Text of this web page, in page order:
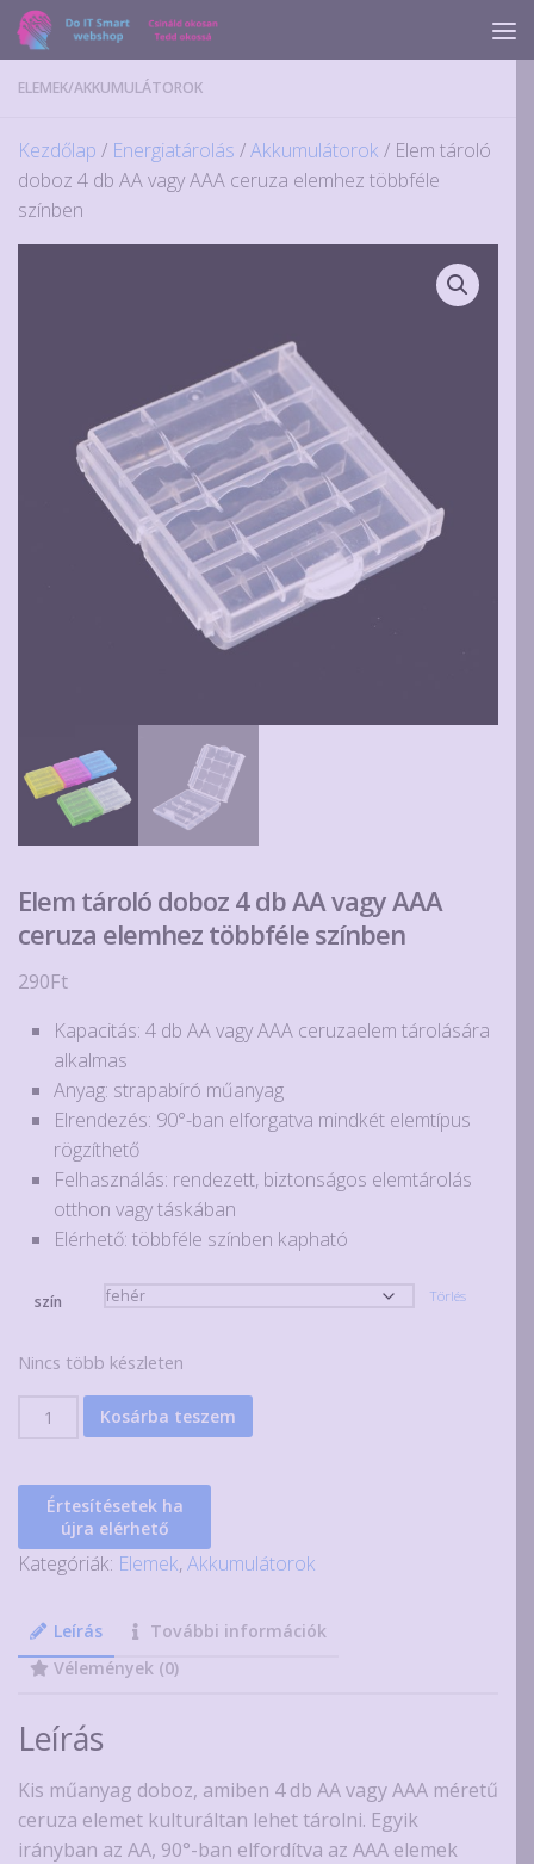
Skip to content
ELEMEK/AKKUMULÁTOROK
Kezdőlap / Energiatárolás /Akkumulátorok / Elem tároló
doboz 4 db AA vagy AAA ceruza elemhez többféle
színben
Elem tároló doboz 4 db AA vagy AAA
ceruza elemhez többféle színben
290Ft
Kapacitás: 4 db AA vagy AAA ceruzaelem tárolására
alkalmas
Anyag: strapabíró műanyag
Elrendezés: 90°-ban elforgatva mindkét elemtípus
rögzíthető
Felhasználás: rendezett, biztonságos elemtárolás
otthon vagy táskában
Elérhető: többféle színben kapható
szín Törlés
Nincs több készleten
Elem
AA
AAA
ceruza
elemhez
színben
Kosárba teszem
Értesítésetek ha
újra elérhető
Kategóriák: Elemek,Akkumulátorok
Leírás
További információk
Vélemények (0)
Leírás
Kis műanyag doboz, amiben 4 db AA vagy AAA méretű
ceruza elemet kulturáltan lehet tárolni. Egyik
irányban az AA, 90°-ban elfordítva az AAA elemek